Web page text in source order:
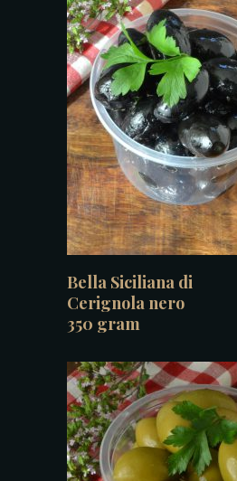
TOEVOEGEN AAN
Bella Siciliana di
Cerignola nero
350 gram